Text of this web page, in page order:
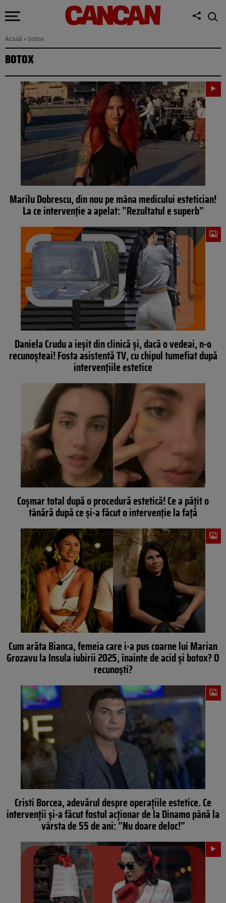
Acasă » botox
BOTOX
Marilu Dobrescu, din nou pe mâna medicului estetician!
La ce intervenție a apelat: ”Rezultatul e superb”
Daniela Crudu a ieșit din clinică și, dacă o vedeai, n-o
recunoșteai! Fosta asistentă TV, cu chipul tumefiat după
intervențiile estetice
Coșmar total după o procedură estetică! Ce a pățit o
tânără după ce și-a făcut o intervenție la față
Cum arăta Bianca, femeia care i-a pus coarne lui Marian
Grozavu la Insula iubirii 2025, înainte de acid și botox? O
recunoști?
Cristi Borcea, adevărul despre operațiile estetice. Ce
intervenții și-a făcut fostul acționar de la Dinamo până la
vârsta de 55 de ani: ”Nu doare deloc!”